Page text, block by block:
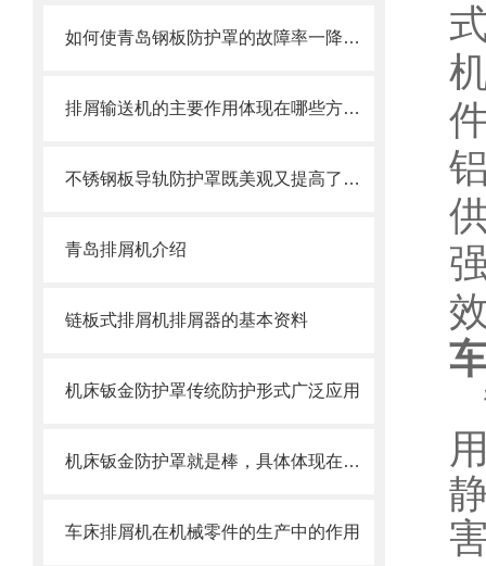
如何使青岛钢板防护罩的故障率一降再低？
排屑输送机的主要作用体现在哪些方面？
不锈钢板导轨防护罩既美观又提高了护板的使用寿命
青岛排屑机介绍
链板式排屑机排屑器的基本资料
机床钣金防护罩传统防护形式广泛应用
机床钣金防护罩就是棒，具体体现在哪些方面呢
车床排屑机在机械零件的生产中的作用